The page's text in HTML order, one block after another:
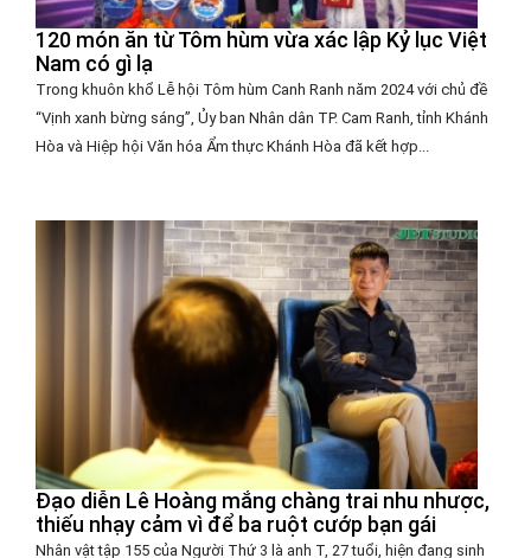
120 món ăn từ Tôm hùm vừa xác lập Kỷ lục Việt
Nam có gì lạ
Trong khuôn khổ Lễ hội Tôm hùm Canh Ranh năm 2024 với chủ đề
“Vịnh xanh bừng sáng”, Ủy ban Nhân dân TP. Cam Ranh, tỉnh Khánh
Hòa và Hiệp hội Văn hóa Ẩm thực Khánh Hòa đã kết hợp...
Đạo diễn Lê Hoàng mắng chàng trai nhu nhược,
thiếu nhạy cảm vì để ba ruột cướp bạn gái
Nhân vật tập 155 của Người Thứ 3 là anh T, 27 tuổi, hiện đang sinh